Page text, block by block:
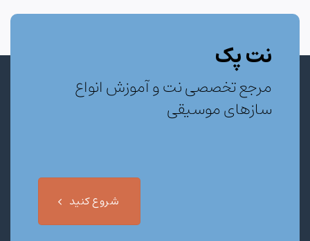
نت پک
مرجع تخصصی نت و آموزش انواع
سازهای موسیقی
شروع کنید